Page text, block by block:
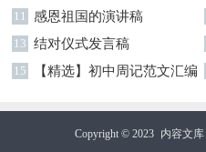
11 感恩祖国的演讲稿
13 结对仪式发言稿
15
【精选】初中周记范文汇编
Copyright © 2023 内容文库